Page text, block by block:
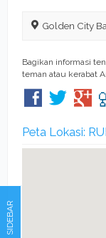
Golden City
Bagikan informasi
teman atau kerabat
Peta Lokasi:
SIDEBAR